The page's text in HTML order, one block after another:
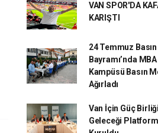
VAN SPOR'DA
KARIŞTI
24 Temmuz Basın
Bayramı’nda
Kampüsü Basın
Ağırladı
Van İçin Güç
Geleceği